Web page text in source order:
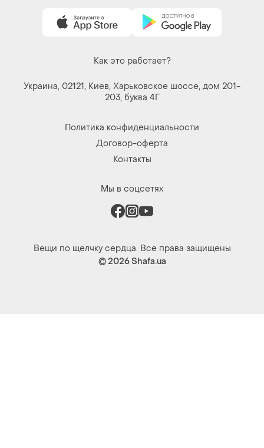
Как это работает?
Украина, 02121, Киев, Харьковское шоссе, дом 201-
203, буква 4Г
Политика конфиденциальности
Договор-оферта
Контакты
Мы в соцсетях
Вещи по щелчку сердца. Все права защищены
© 2026Shafa.ua